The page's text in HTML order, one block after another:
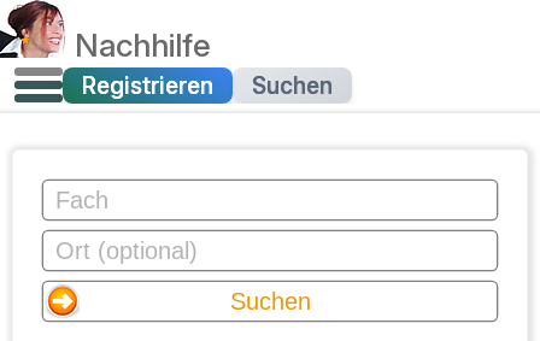
Nachhilfe
Registrieren Suchen